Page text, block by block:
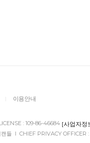
이용안내
: 109-86-46684 [사업자정
들 l CHIEF PRIVACY OFFICER